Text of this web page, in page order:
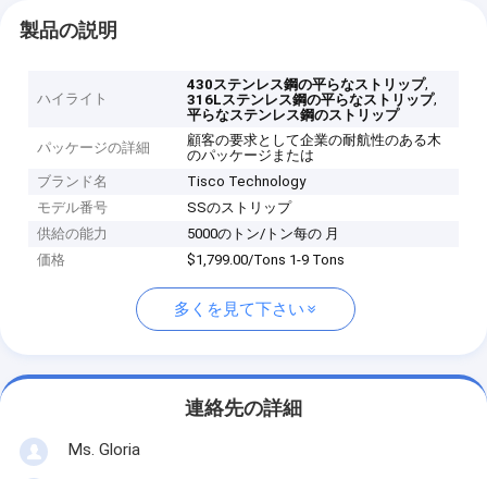
製品の説明
ハイライト
430ステンレス鋼の平らなストリップ,
316Lステンレス鋼の平らなストリップ,
平らなステンレス鋼のストリップ
パッケージの詳細
顧客の要求として企業の耐航性のある木
のパッケージまたは
ブランド名
Tisco Technology
モデル番号
SSのストリップ
供給の能力
5000のトン/トン每の 月
価格
$1,799.00/Tons 1-9 Tons
多くを見て下さい
連絡先の詳細
Ms. Gloria